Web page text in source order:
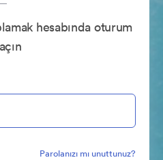
hesabında oturum
açın
Parolanızı mı unuttunuz?